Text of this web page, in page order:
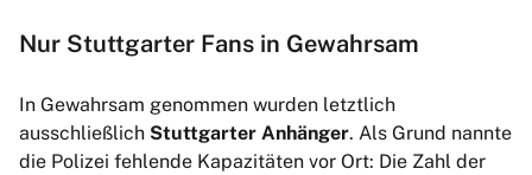
Nur Stuttgarter Fans in Gewahrsam
In Gewahrsam genommen wurden letztlich
ausschließlich Stuttgarter Anhänger. Als Grund nannte
die Polizei fehlende Kapazitäten vor Ort: Die Zahl der